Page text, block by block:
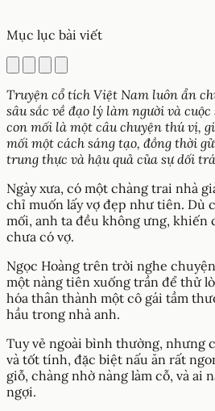
Mục lục bài viết
Truyện cổ tích Việt Nam luôn ẩn
sâu sắc về đạo lý làm người và
con mối là một câu chuyện thú vị,
mối một cách sáng tạo, đồng thời
trung thực và hậu quả của sự dối
Ngày xưa, có một chàng trai nhà
chỉ muốn lấy vợ đẹp như tiên. Dù
mối, anh ta đều không ưng, khiến
chưa có vợ.
Ngọc Hoàng trên trời nghe
một nàng tiên xuống trần để thử
hóa thân thành một cô gái tầm
hầu trong nhà anh.
Tuy vẻ ngoài bình thường, nhưng
và tốt tính, đặc biệt nấu ăn rất
giỗ, chàng nhờ nàng làm cỗ, và ai
ngợi.